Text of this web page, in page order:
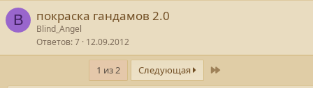
B покраска гандамов 2.0
Blind_Angel
Ответов 7 12.09.2012
1 из 2 Следующая Последний